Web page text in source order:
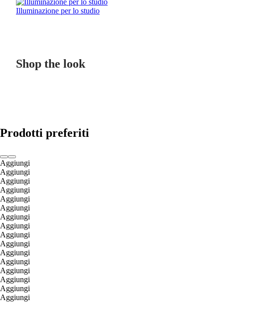
Illuminazione per lo studio
Shop the look
Prodotti preferiti
Aggiungi
Aggiungi
Aggiungi
Aggiungi
Aggiungi
Aggiungi
Aggiungi
Aggiungi
Aggiungi
Aggiungi
Aggiungi
Aggiungi
Aggiungi
Aggiungi
Aggiungi
Aggiungi